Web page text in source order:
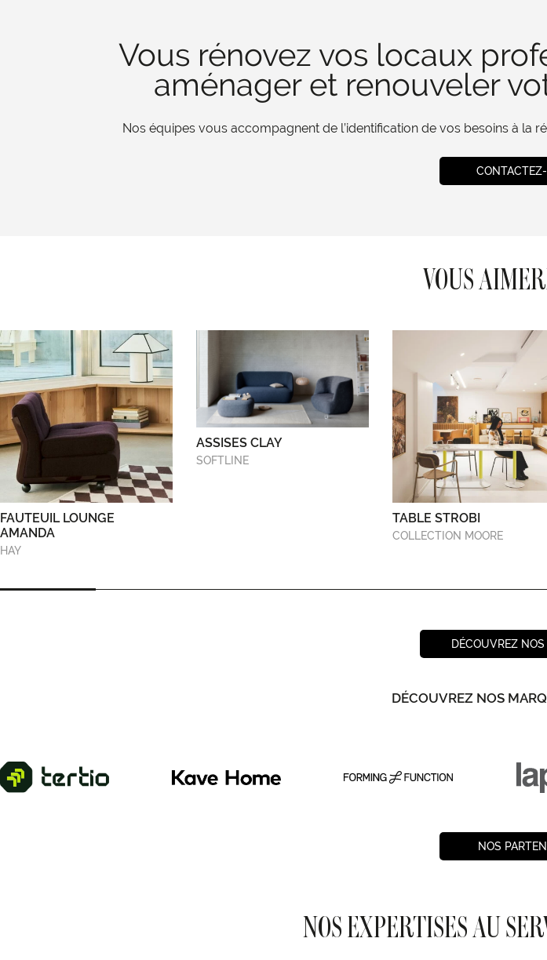
Vous rénovez vos locaux
aménager et renouveler
Nos équipes vous accompagnent de l’identification de vos besoins à
VOUS
FAUTEUIL LOUNGE
AMANDA
HAY
ASSISES CLAY
SOFTLINE
TABLE STROBI
COLLECTION MOORE
DÉCOUVREZ
DÉCOUVREZ NOS
NOS
NOS EXPERTISES AU